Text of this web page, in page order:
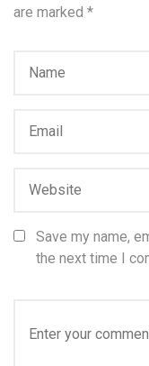
are marked *
Save my name,
the next time I